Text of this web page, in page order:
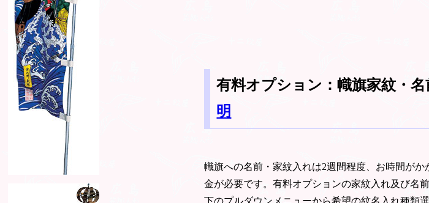
有料オプション：幟旗家紋・
明
幟旗への名前・家紋入れは2週間程度、お時間が
金が必要です。有料オプションの家紋入れ及び名